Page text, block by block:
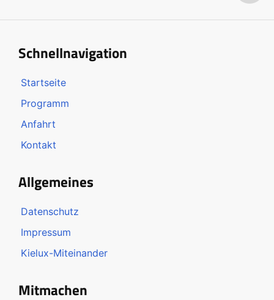
Schnellnavigation
Startseite
Programm
Anfahrt
Kontakt
Allgemeines
Datenschutz
Impressum
Kielux-Miteinander
Mitmachen